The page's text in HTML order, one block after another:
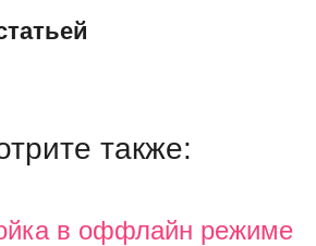
также:
в оффлайн режиме